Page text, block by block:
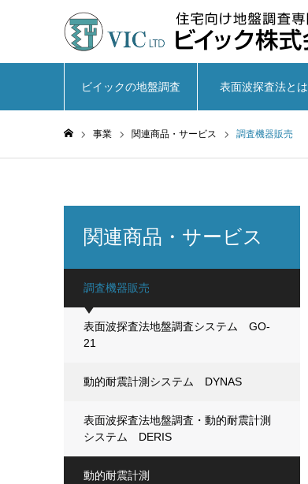
ビイックの地盤調査 表面波探査法とは
事業 関連商品・サービス 調査機器販売
関連商品・サービス
調査機器販売
表面波探査法地盤調査システム GO-
21
動的耐震計測システム DYNAS
表面波探査法地盤調査・動的耐震計測
システム DERIS
動的耐震計測